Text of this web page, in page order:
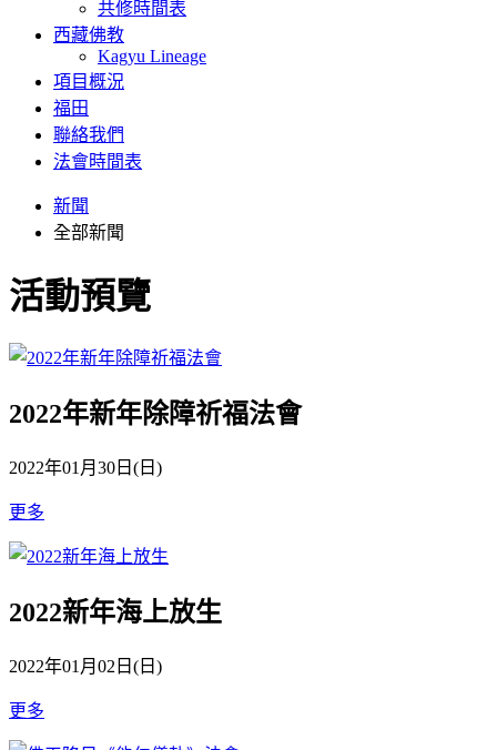
共修時間表
西藏佛教
Kagyu Lineage
項目概況
福田
聯絡我們
法會時間表
新聞
全部新聞
活動預覽
2022年新年除障祈福法會
2022年01月30日(日)
更多
2022新年海上放生
2022年01月02日(日)
更多